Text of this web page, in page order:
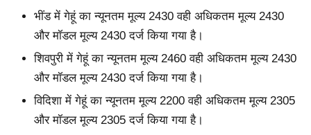
भींड में गेहूं का न्यूनतम मूल्य 2430 वही अधिकतम मूल्य 2430
और मॉडल मूल्य 2430 दर्ज किया गया है।
शिवपुरी में गेहूं का न्यूनतम मूल्य 2460 वही अधिकतम मूल्य 2430
और मॉडल मूल्य 2430 दर्ज किया गया है।
विदिशा में गेहूं का न्यूनतम मूल्य 2200 वही अधिकतम मूल्य 2305
और मॉडल मूल्य 2305 दर्ज किया गया है।